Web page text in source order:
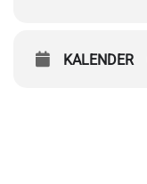
KALENDER